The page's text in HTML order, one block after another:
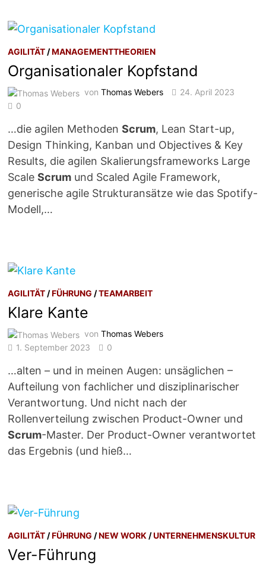
AGILITÄT /MANAGEMENTTHEORIEN
Organisationaler Kopfstand
vonThomas Webers
24. April 2023
0
…die agilen MethodenScrum, Lean Start-up,
Design Thinking, Kanban und Objectives & Key
Results, die agilen Skalierungsframeworks Large
ScaleScrum und Scaled Agile Framework,
generische agile Strukturansätze wie das Spotify-
Modell,…
AGILITÄT /FÜHRUNG /TEAMARBEIT
Klare Kante
vonThomas Webers
1. September 2023
0
…alten – und in meinen Augen: unsäglichen –
Aufteilung von fachlicher und disziplinarischer
Verantwortung. Und nicht nach der
Rollenverteilung zwischen Product-Owner und
Scrum-Master. Der Product-Owner verantwortet
das Ergebnis (und hieß…
AGILITÄT /FÜHRUNG /NEW WORK /UNTERNEHMENSKULTUR
Ver-Führung